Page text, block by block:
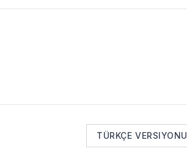
TÜRKÇE VERSIYONU